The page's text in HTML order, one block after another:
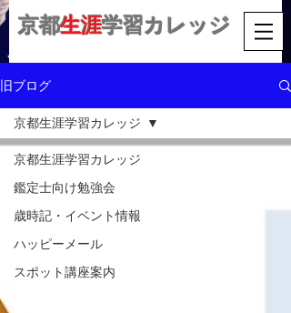
京都生涯学習カレッジ
旧ブログ
京都生涯学習カレッジ
鑑定士向け勉強会
歳時記・イベント情報
ハッピーメール
スポット講座案内
京都生涯学習カレッジ